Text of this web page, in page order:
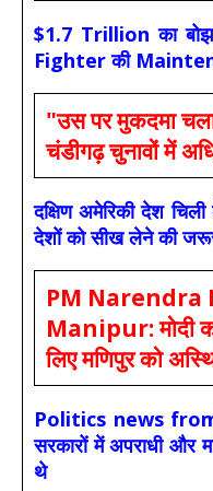
$1.7 Trillion का
Fighter की
"उस पर मुकदमा
चंडीगढ़ चुनावों में
दक्षिण अमेरिकी देश
देशों को सीख लेने की
PM Narendra
Manipur: मोदी
लिए मणिपुर को
Politics news
सरकारों में अपराधी और
थे